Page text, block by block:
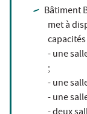
Bâtiment
met à
- une
;
- une
- une